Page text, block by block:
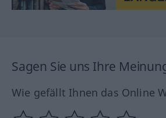
Sagen Sie uns Ihre
Wie gefällt Ihnen das Online